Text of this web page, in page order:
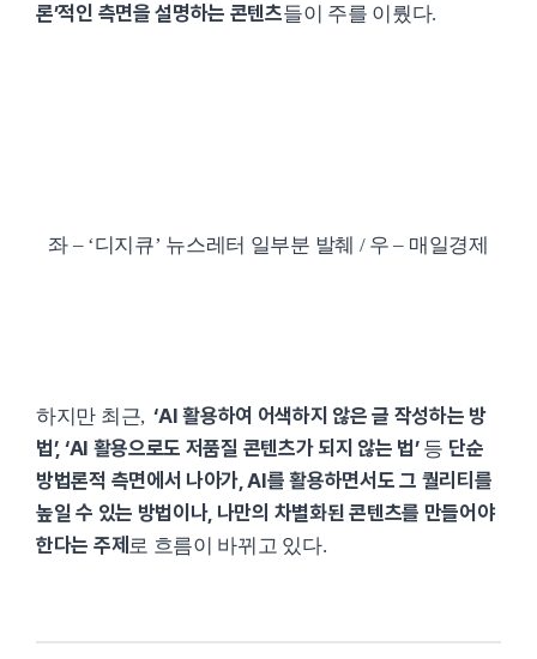
론’적인 측면을 설명하는 콘텐츠들이 주를 이뤘다.
좌 – ‘디지큐’ 뉴스레터 일부분 발췌 / 우 – 매일경제
하지만 최근, ‘AI 활용하여 어색하지 않은 글 작성하는 방
법’, ‘AI 활용으로도 저품질 콘텐츠가 되지 않는 법’등 단순
방법론적 측면에서 나아가, AI를 활용하면서도 그 퀄리티를
높일 수 있는 방법이나, 나만의 차별화된 콘텐츠를 만들어야
한다는 주제 로 흐름이 바뀌고 있다.